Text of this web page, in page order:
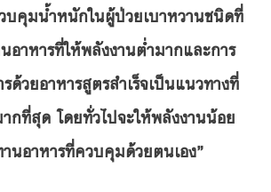
บคุมน้ำหนักในผู้ป่วยเบาหวานชนิดที่
อาหารที่ให้พลังงานต่ำมากและการ
วยอาหารสูตรสำเร็จเป็นแนวทางที่
กที่สุด โดยทั่วไปจะให้พลังงานน้อย
นอาหารที่ควบคุมด้วยตนเอง”